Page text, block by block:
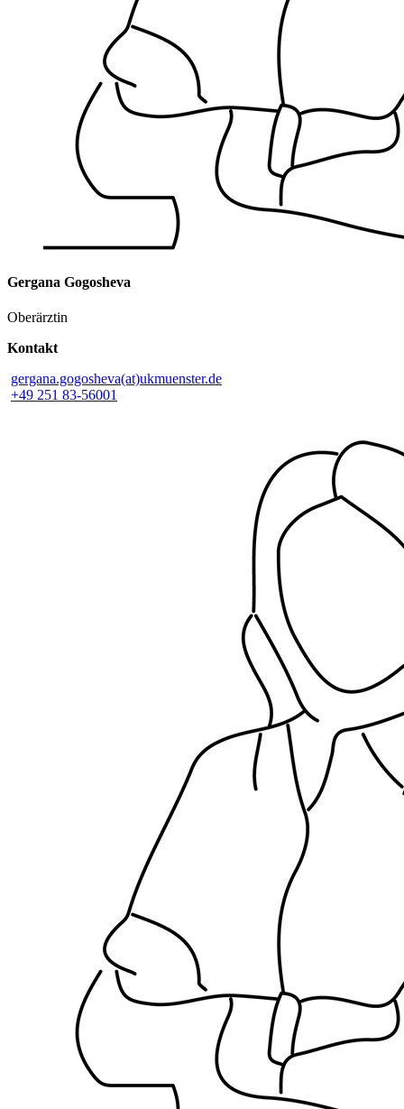
Gergana Gogosheva
Oberärztin
Kontakt
gergana.gogosheva(at)ukmuenster.de
+49 251 83-56001